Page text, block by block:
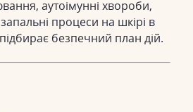
аутоімунні хвороби,
процеси на шкірі в
безпечний план дій.